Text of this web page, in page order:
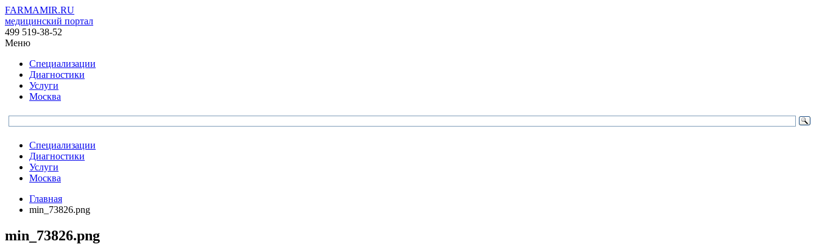
FARMAMIR.RU
медицинский портал
499 519-38-52
Меню
Специализации
Диагностики
Услуги
Москва
Специализации
Диагностики
Услуги
Москва
Главная
min_73826.png
min_73826.png